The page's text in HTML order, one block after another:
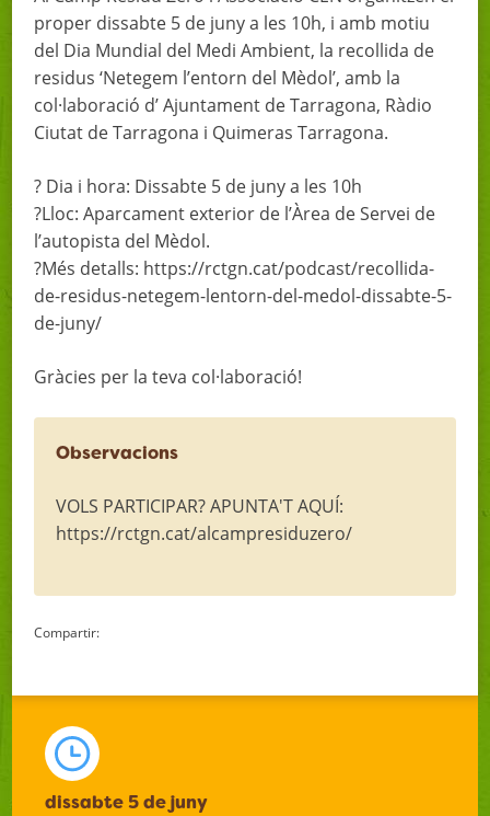
proper dissabte 5 de juny a les 10h, i amb motiu
del Dia Mundial del Medi Ambient, la recollida de
residus ‘Netegem l’entorn del Mèdol’, amb la
col·laboració d’ Ajuntament de Tarragona, Ràdio
Ciutat de Tarragona i Quimeras Tarragona.
? Dia i hora: Dissabte 5 de juny a les 10h
?Lloc: Aparcament exterior de l’Àrea de Servei de
l’autopista del Mèdol.
?Més detalls: https://rctgn.cat/podcast/recollida-
de-residus-netegem-lentorn-del-medol-dissabte-5-
de-juny/
Gràcies per la teva col·laboració!
Observacions
VOLS PARTICIPAR? APUNTA'T AQUÍ:
https://rctgn.cat/alcampresiduzero/
Compartir:
dissabte 5 de juny